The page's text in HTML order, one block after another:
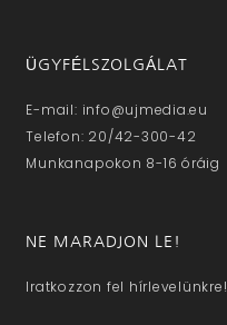
ÜGYFÉLSZOLGÁLAT
E-mail: info@ujmedia.eu
Telefon: 20/42-300-42
Munkanapokon 8-16 óráig
NE MARADJON LE!
Iratkozzon fel hírlevelünkre!